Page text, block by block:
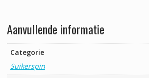
Aanvullende informatie
Categorie
Suikerspin